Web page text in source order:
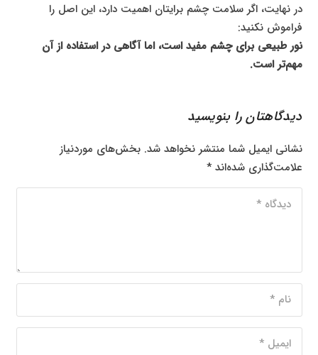
در نهایت، اگر سلامت چشم برایتان اهمیت دارد، این اصل را
فراموش نکنید:
نور طبیعی برای چشم مفید است، اما آگاهی در استفاده از آن
مهم‌تر است.
دیدگاهتان را بنویسید
نشانی ایمیل شما منتشر نخواهد شد. بخش‌های موردنیاز
علامت‌گذاری شده‌اند*